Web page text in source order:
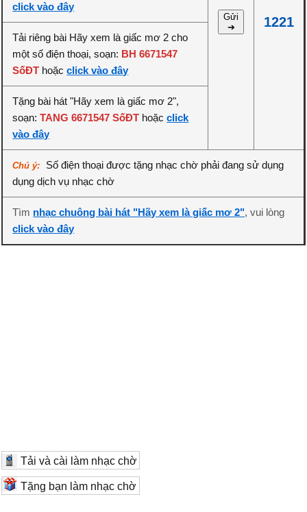
Gửi
➔
1221
click vào đây
Tải riêng bài Hãy xem là giấc mơ 2 cho
một số điện thoại, soạn: BH 6671547
SốĐT hoặcclick vào đây
Tặng bài hát "Hãy xem là giấc mơ 2",
soạn:TANG 6671547 SốĐT hoặcclick
vào đây
Chú ý:
Số điện thoại được tặng nhạc chờ phải đang sử dụng
dụng dịch vụ nhạc chờ
Tìm nhạc chuông bài hát "Hãy xem là giấc mơ 2", vui lòng
click vào đây
Tải và cài làm nhạc chờ
Tặng bạn làm nhạc chờ